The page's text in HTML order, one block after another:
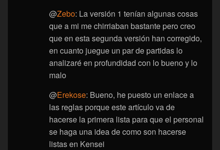
@Zebo: La versión 1 tenían algunas cosas
que a mi me chirriaban bastante pero creo
que en esta segunda versión han corregido,
en cuanto juegue un par de partidas lo
analizaré en profundidad con lo bueno y lo
malo
@Erekose: Bueno, he puesto un enlace a
las reglas porque este artículo va de
hacerse la primera lista para que el personal
se haga una idea de como son hacerse
listas en Kensei